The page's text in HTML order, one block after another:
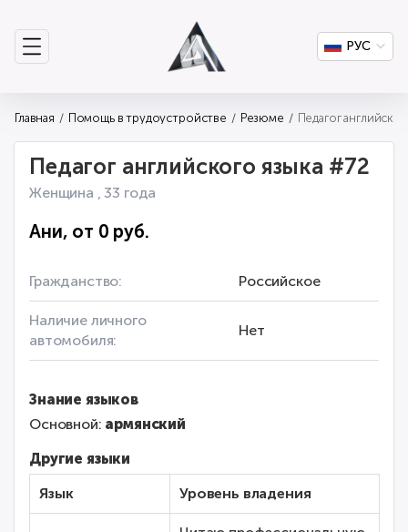
РУС
Главная Помощь в трудоустройстве Резюме
Педагог английского языка #72
Женщина , 33 года
Ани, от 0 руб.
Гражданство: Российское
Наличие личного
автомобиля:
Нет
Знание языков
Основной: армянский
Другие языки
Язык
Уровень владения